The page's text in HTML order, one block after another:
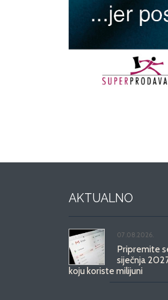
AKTUALNO
07.08.2026.
Pripremite
siječnja
koju koriste milijuni